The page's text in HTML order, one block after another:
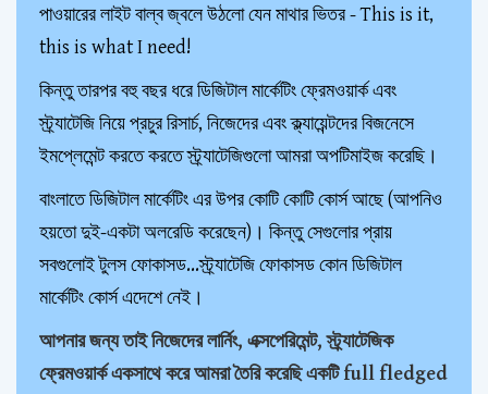
পাওয়ারের লাইট বাল্ব জ্বলে উঠলো যেন মাথার ভিতর - This is it,
this is what I need!
কিন্তু তারপর বহু বছর ধরে ডিজিটাল মার্কেটিং ফ্রেমওয়ার্ক এবং
স্ট্র্যাটেজি নিয়ে প্রচুর রিসার্চ, নিজেদের এবং ক্ল্যায়েন্টদের বিজনেসে
ইমপ্লেমেন্ট করতে করতে স্ট্র্যাটেজিগুলো আমরা অপটিমাইজ করেছি।
বাংলাতে ডিজিটাল মার্কেটিং এর উপর কোটি কোটি কোর্স আছে (আপনিও
হয়তো দুই-একটা অলরেডি করেছেন)। কিন্তুসেগুলোর প্রায়
সবগুলোই টুলস ফোকাসড...স্ট্র্যাটেজি ফোকাসড কোন ডিজিটাল
মার্কেটিং কোর্স এদেশে নেই।
আপনার জন্য তাই নিজেদের লার্নিং, এক্সপেরিমেন্ট, স্ট্র্যাটেজিক
ফ্রেমওয়ার্ক একসাথে করে আমরা তৈরি করেছি একটি full fledged